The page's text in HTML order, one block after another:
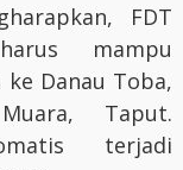
FDT
mampu
Danau Toba,
Taput.
terjadi